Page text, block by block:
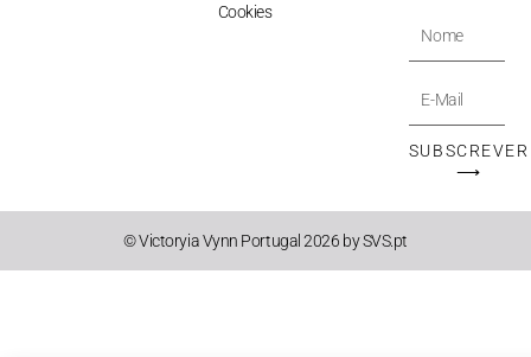
Cookies
Nome
E-
Mail
SUBSCREVER
⟶
© Victoryia Vynn Portugal 2026 by SVS.pt